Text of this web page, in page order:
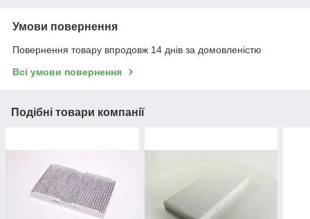
Умови повернення
Повернення товару впродовж 14 днів за домовленістю
Всі умови повернення
Подібні товари компанії